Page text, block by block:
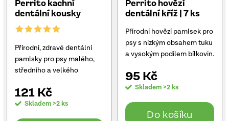
Perrito kachní
dentální kousky
300g
121 Kč
Skladem>2 ks
Přírodní, zdravé dentální
pamlsky pro psy malého,
středního a velkého
kachního masa ve tvaru
kousků. Český výrobek.
Perrito hovězí
dentální kříž | 7 ks
95 Kč
Skladem>2 ks
Do košíku
Přírodní hovězí pamlsek pro
psy s nízkým obsahem tuku
a vysokým podílem bílkovin.
vzduchem, díky čemuž si
zachovává svou chuť i vůni.
chutná...